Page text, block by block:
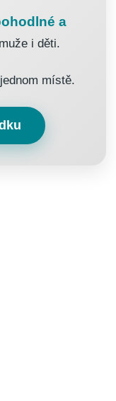
a
i děti.
místě.